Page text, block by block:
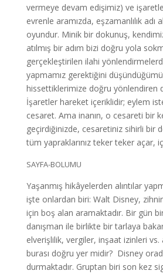
vermeye devam edişimiz) ve
evrenle aramızda, eşzamanlılık adı
oyundur. Minik bir dokunuş,
atılmış bir adım bizi doğru yola
gerçekleştirilen ilahi
yapmamız gerektiğini
hissettiklerimize doğru yönlendiren
İşaretler hareket içeriklidir; eylem
cesaret. Ama inanın, o cesareti bir
geçirdiğinizde, cesaretiniz sihirli bir
tüm yapraklarınız teker teker açar,
SAYFA-BOLUMU
Yaşanmış hikâyelerden alıntılar
işte onlardan biri: Walt Disney,
için boş alan aramaktadır. Bir gün
danışman ile birlikte bir tarlaya
elverişlilik, vergiler, inşaat izinleri vs.
burası doğru yer midir? Disney
durmaktadır. Gruptan biri son kez